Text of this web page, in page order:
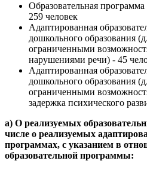
Образовательная
259 человек
Адаптированная
дошкольного образования
ограниченными
нарушениями речи) - 45
Адаптированная
дошкольного образования
ограниченными
задержка психического
а) О реализуемых
числе о реализуемых
программах, с указанием в
образовательной программы: